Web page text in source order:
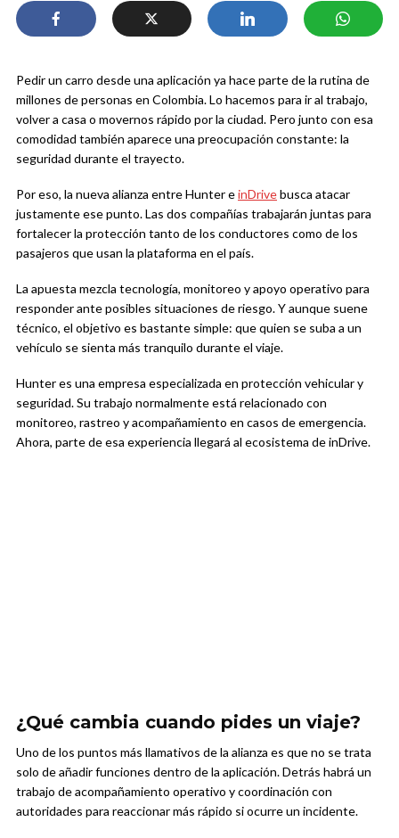
Pedir un carro desde una aplicación ya hace parte de la rutina de
millones de personas en Colombia. Lo hacemos para ir al trabajo,
volver a casa o movernos rápido por la ciudad. Pero junto con esa
comodidad también aparece una preocupación constante: la
seguridad durante el trayecto.
Por eso, la nueva alianza entre Hunter einDrivebusca atacar
justamente ese punto. Las dos compañías trabajarán juntas para
fortalecer la protección tanto de los conductores como de los
pasajeros que usan la plataforma en el país.
La apuesta mezcla tecnología, monitoreo y apoyo operativo para
responder ante posibles situaciones de riesgo. Y aunque suene
técnico, el objetivo es bastante simple: que quien se suba a un
vehículo se sienta más tranquilo durante el viaje.
Hunter es una empresa especializada en protección vehicular y
seguridad. Su trabajo normalmente está relacionado con
monitoreo, rastreo y acompañamiento en casos de emergencia.
Ahora, parte de esa experiencia llegará al ecosistema de inDrive.
¿Qué cambia cuando pides un viaje?
Uno de los puntos más llamativos de la alianza es que no se trata
solo de añadir funciones dentro de la aplicación. Detrás habrá un
trabajo de acompañamiento operativo y coordinación con
autoridades para reaccionar más rápido si ocurre un incidente.